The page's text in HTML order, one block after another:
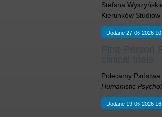
Stefana
Kierunków Studiów
Dodane 27-06-2026
First-Person
Polecamy
Humanistic
Dodane 19-06-2026